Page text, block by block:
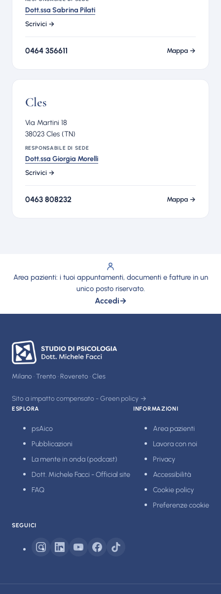
Dott.ssa Sabrina Pilati
Scrivici →
0464 356611 Mappa →
Cles
Via Martini 18
38023 Cles (TN)
RESPONSABILE DI SEDE
Dott.ssa Giorgia Morelli
Scrivici →
0463 808232 Mappa →
Area pazienti: i tuoi appuntamenti, documenti e fatture in un
unico posto riservato.
Accedi→
Milano · Trento · Rovereto · Cles
Sito a impatto compensato - Green policy →
ESPLORA
psAico
Pubblicazioni
La mente in onda (podcast)
Dott. Michele Facci - Official site
FAQ
INFORMAZIONI
Area pazienti
Lavora con noi
Privacy
Accessibilità
Cookie policy
Preferenze cookie
SEGUICI